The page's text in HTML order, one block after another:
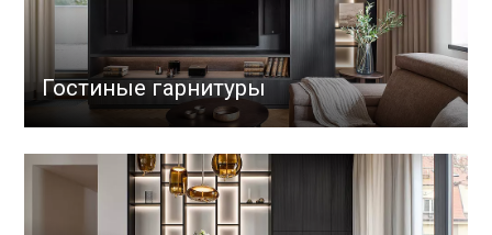
Гостиные гарнитуры